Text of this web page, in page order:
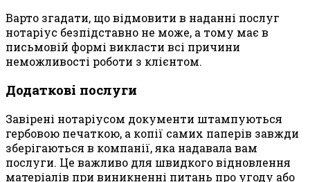
Варто згадати, що відмовити в наданні послуг
нотаріус безпідставно не може, а тому має в
письмовій формі викласти всі причини
неможливості роботи з клієнтом.
Додаткові послуги
Завірені нотаріусом документи штампуються
гербовою печаткою, а копії самих паперів завжди
зберігаються в компанії, яка надавала вам
послуги. Це важливо для швидкого відновлення
матеріалів при виникненні питань про угоду або